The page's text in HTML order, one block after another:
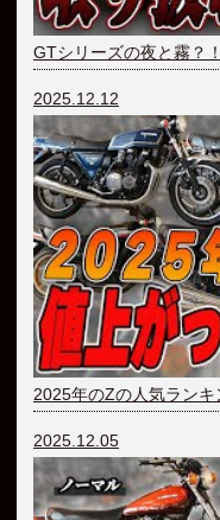
GTシリーズの夜と霧？
2025.12.12
2025年のZの人気ラン
2025.12.05